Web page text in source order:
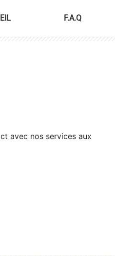
F.A.Q
avec nos services aux